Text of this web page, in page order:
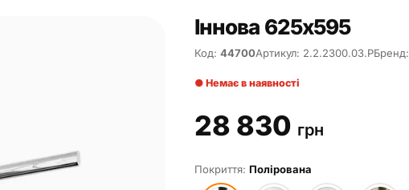
Іннова 625х595
Код: 44700Артикул: 2.2.2300.03.PБренд:
● Немає в наявності
28 830 грн
Покриття: Полірована